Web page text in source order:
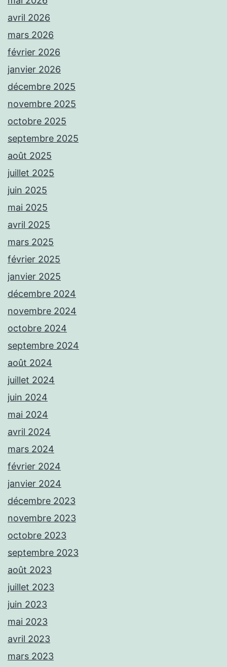
avril 2026
mars 2026
février 2026
janvier 2026
décembre 2025
novembre 2025
octobre 2025
septembre 2025
août 2025
juillet 2025
juin 2025
mai 2025
avril 2025
mars 2025
février 2025
janvier 2025
décembre 2024
novembre 2024
octobre 2024
septembre 2024
août 2024
juillet 2024
juin 2024
mai 2024
avril 2024
mars 2024
février 2024
janvier 2024
décembre 2023
novembre 2023
octobre 2023
septembre 2023
août 2023
juillet 2023
juin 2023
mai 2023
avril 2023
mars 2023